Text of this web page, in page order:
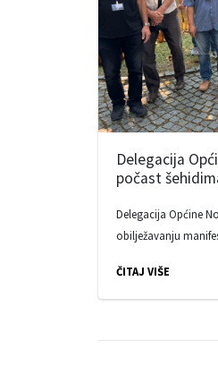
Delegacija
počast
Delegacija Općine
obilježavanju
ČITAJ VIŠE